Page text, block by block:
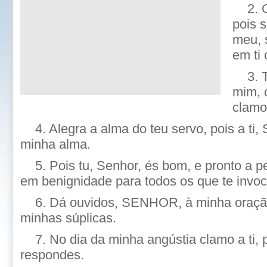
2.
pois
meu,
em ti
3.
mim,
4. Alegra a alma do teu servo, pois a ti,
minha alma.
5. Pois tu, Senhor, és bom, e pronto a
em benignidade para todos os que te
6. Dá ouvidos, SENHOR, à minha
minhas súplicas.
7. No dia da minha angústia clamo a ti,
respondes.